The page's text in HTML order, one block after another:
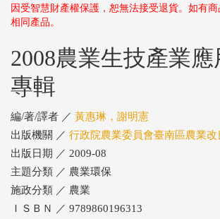
因受智慧財產權保護，恕無法接受退貨。如有
相同產品。
2008農業生技產業
專輯
編/著/譯者 ／ 黃惠琳，謝明憲
出版機關 ／ 行政院農業委員會臺南區農業改
出版日期 ／ 2009-08
主題分類 ／ 農業環保
施政分類 ／ 農業
ＩＳＢＮ ／ 9789860196313